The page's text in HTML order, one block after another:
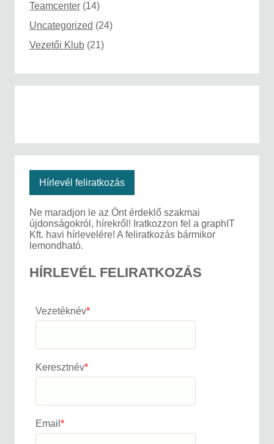
Teamcenter (14)
Uncategorized (24)
Vezetői Klub (21)
Hírlevél feliratkozás
Ne maradjon le az Önt érdeklő szakmai
újdonságokról, hírekről! Iratkozzon fel a graphIT
Kft. havi hírlevelére! A feliratkozás bármikor
lemondható.
HÍRLEVÉL FELIRATKOZÁS
Vezetéknév*
Keresztnév*
Email *